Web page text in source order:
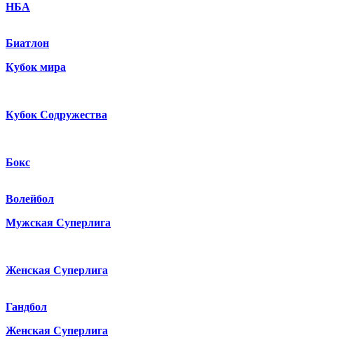
НБА
Биатлон
Кубок мира
Кубок Содружества
Бокс
Волейбол
Мужская Суперлига
Женская Суперлига
Гандбол
Женская Суперлига